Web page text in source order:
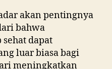
akan pentingnya
bahwa
dapat
luar biasa bagi
meningkatkan